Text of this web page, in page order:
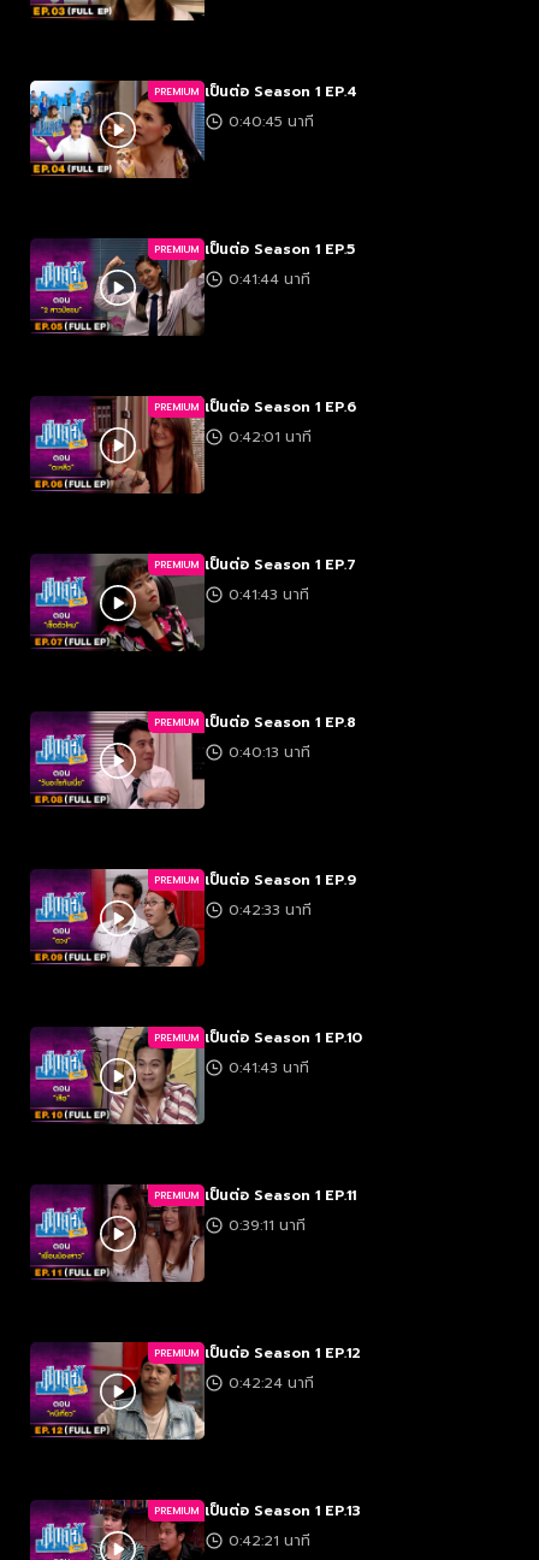
PREMIUM เป็นต่อ Season 1 EP.4
0:40:45 นาที
PREMIUM เป็นต่อ Season 1 EP.5
0:41:44 นาที
PREMIUM เป็นต่อ Season 1 EP.6
0:42:01 นาที
PREMIUM เป็นต่อ Season 1 EP.7
0:41:43 นาที
PREMIUM เป็นต่อ Season 1 EP.8
0:40:13 นาที
PREMIUM เป็นต่อ Season 1 EP.9
0:42:33 นาที
PREMIUM เป็นต่อ Season 1 EP.10
0:41:43 นาที
PREMIUM เป็นต่อ Season 1 EP.11
0:39:11 นาที
PREMIUM เป็นต่อ Season 1 EP.12
0:42:24 นาที
PREMIUM เป็นต่อ Season 1 EP.13
0:42:21 นาที